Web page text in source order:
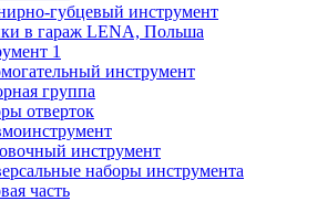
губцевый инструмент
в гараж LENA, Польша
1
инструмент
группа
отверток
инструмент
наборы инструмента
часть